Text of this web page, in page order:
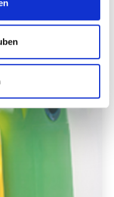
die uns
Besucher geben,
und unsere
ändern, indem Sie